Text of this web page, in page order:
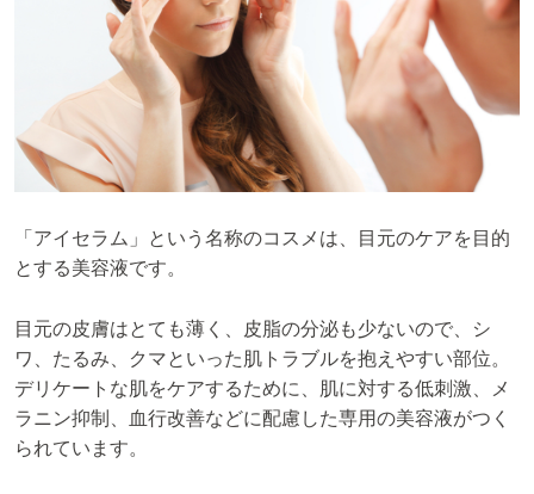
「アイセラム」という名称のコスメは、目元のケアを目的
とする美容液です。
目元の皮膚はとても薄く、皮脂の分泌も少ないので、シ
ワ、たるみ、クマといった肌トラブルを抱えやすい部位。
デリケートな肌をケアするために、肌に対する低刺激、メ
ラニン抑制、血行改善などに配慮した専用の美容液がつく
られています。